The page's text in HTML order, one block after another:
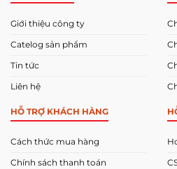
Giới thiệu công ty
Catelog sản phẩm
Tin tức
Liên hệ
HỖ TRỢ KHÁCH HÀNG
Cách thức mua hàng
Chính sách thanh toán